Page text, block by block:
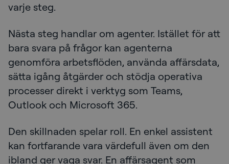
varje steg.
Nästa steg handlar om agenter. Istället för att
bara svara på frågor kan agenterna
genomföra arbetsflöden, använda affärsdata,
sätta igång åtgärder och stödja operativa
processer direkt i verktyg som Teams,
Outlook och Microsoft 365.
Den skillnaden spelar roll. En enkel assistent
kan fortfarande vara värdefull även om den
ibland ger vaga svar. En affärsagent som